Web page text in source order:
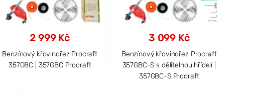
2 999 Kč
Benzínový křovinořez Procraft
357GBC | 357GBC Procraft
3 099 Kč
Benzínový křovinořez Procraft
357GBC-S s dělitelnou hřídelí |
357GBC-S Procraft